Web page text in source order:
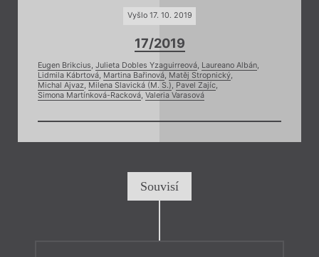
Vyšlo 17. 10. 2019
17/2019
Eugen Brikcius, Julieta Dobles Yzaguirreová, Laureano Albán,
Lidmila Kábrtová, Martina Bařinová, Matěj Stropnický,
Michal Ajvaz, Milena Slavická (M. S.), Pavel Zajíc,
Simona Martínková-Racková, Valeria Varasová
Souvisí